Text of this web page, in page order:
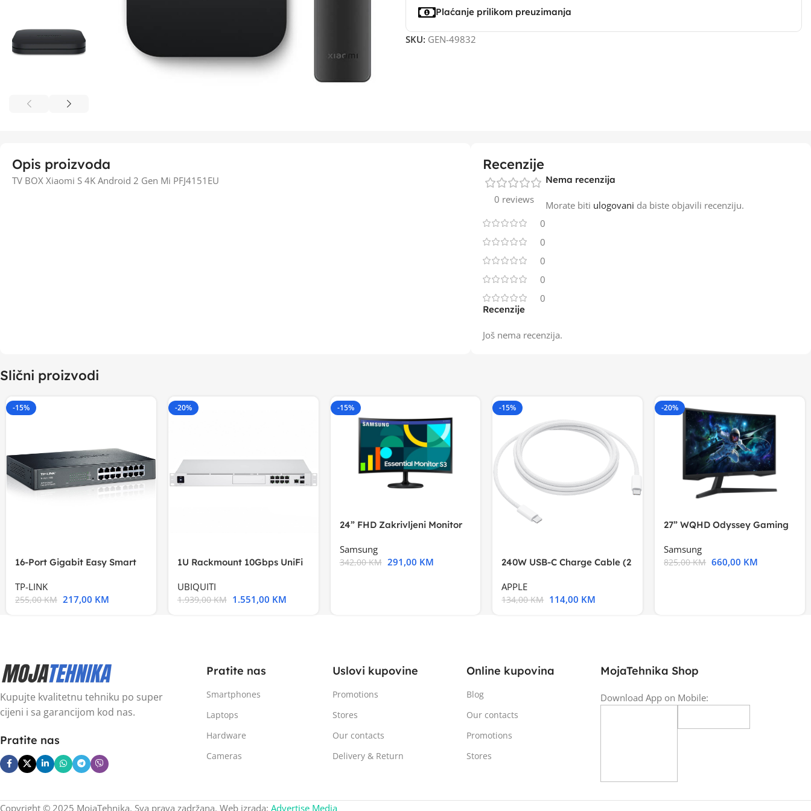
Plaćanje prilikom preuzimanja
SKU: GEN-49832
Opis proizvoda
TV BOX Xiaomi S 4K Android 2 Gen Mi PFJ4151EU
Recenzije
0 reviews
0
0
0
0
0
Recenzije
Još nema recenzija.
Nema recenzija
Morate biti ulogovani da biste objavili recenziju.
Slični proizvodi
-15%
16-Port Gigabit Easy Smart
TP-LINK
255,00KM 217,00 KM
-20%
1U Rackmount 10Gbps UniFi
UBIQUITI
1.939,00KM 1.551,00 KM
-15%
24” FHD Zakrivljeni Monitor
Samsung
342,00KM 291,00 KM
-15%
240W USB-C Charge Cable (2
APPLE
134,00KM 114,00 KM
-20%
27” WQHD Odyssey Gaming
Samsung
825,00KM 660,00 KM
Kupujte kvalitetnu tehniku po super
cijeni i sa garancijom kod nas.
Pratite nas
Pratite nas
Smartphones
Laptops
Hardware
Cameras
Uslovi kupovine
Promotions
Stores
Our contacts
Delivery & Return
Online kupovina
Blog
Our contacts
Promotions
Stores
MojaTehnika Shop
Download App on Mobile:
Copyright © 2025 MojaTehnika. Sva prava zadržana. Web izrada: Advertise Media